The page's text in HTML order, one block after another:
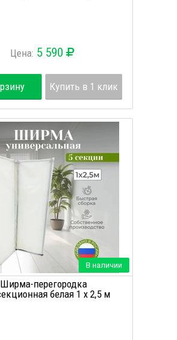
Цена: 5 590
Купить в 1 клик
В наличии
Ширма-перегородка
белая 1 х 2,5 м